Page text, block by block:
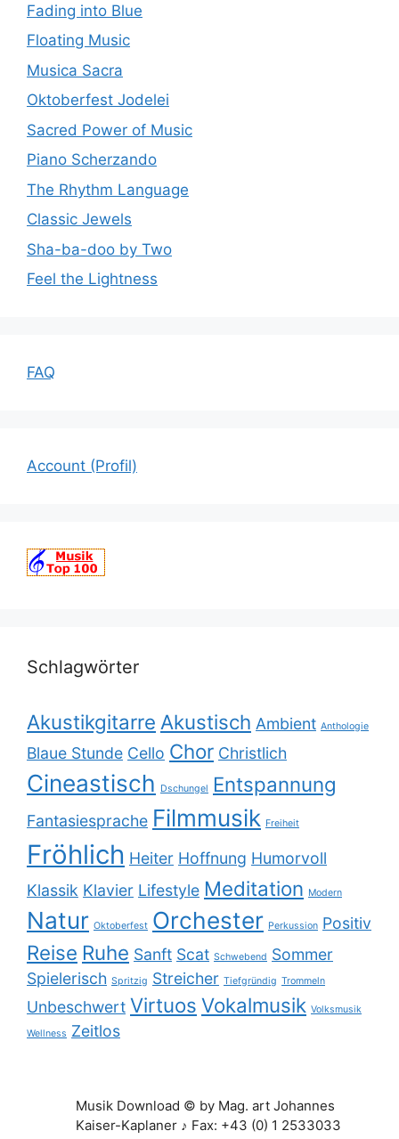
Fading into Blue
Floating Music
Musica Sacra
Oktoberfest Jodelei
Sacred Power of Music
Piano Scherzando
The Rhythm Language
Classic Jewels
Sha-ba-doo by Two
Feel the Lightness
FAQ
Account (Profil)
Schlagwörter
Akustikgitarre Akustisch Ambient Anthologie
Blaue Stunde Cello Chor Christlich
Cineastisch Dschungel Entspannung
Fantasiesprache Filmmusik Freiheit
Fröhlich Heiter Hoffnung Humorvoll
Klassik Klavier Lifestyle Meditation Modern
Natur Oktoberfest Orchester Perkussion Positiv
Reise Ruhe Sanft Scat Schwebend Sommer
Spielerisch Spritzig Streicher Tiefgründig Trommeln
Unbeschwert Virtuos Vokalmusik Volksmusik
Wellness Zeitlos
Musik Download © by Mag. art Johannes
Kaiser-Kaplaner ♪ Fax: +43 (0) 1 2533033